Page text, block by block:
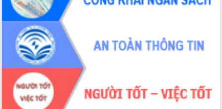
hiện nhiệm vụ quản lý tài sản công
hàng tuần
Tháo gỡ những vướng mắc, đẩy mạnh
công tác cải cách thủ tục hành chính
tại Trung tâm Phục vụ hành chính
công tỉnh
Đắk Lắk: Tôn vinh 46 giải pháp tại Hội
thi Sáng tạo Kỹ thuật 2024 - 2025
Đắk Lắk rà soát, điều chỉnh Đề án 190
về phát triển nuôi trồng thủy sản